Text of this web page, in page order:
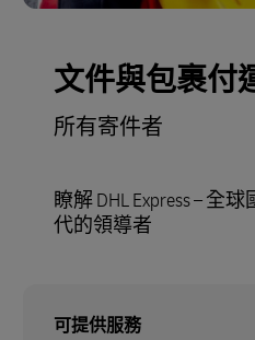
文件與包裹付
所有寄件者
瞭解 DHL Express – 全
代的領導者
可提供服務